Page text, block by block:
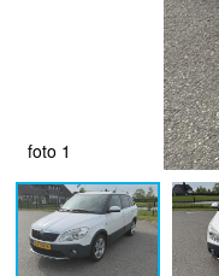
foto 1